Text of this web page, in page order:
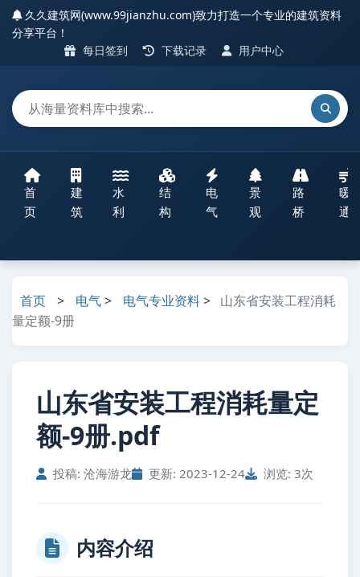
久久建筑网(www.99jianzhu.com)致力打造一个专业的建筑资料
分享平台！
每日签到
下载记录 用户中心
首
页
建
筑
水
利
结
构
电
气
景
观
路
桥
暖
通
首页 > 电气> 电气专业资料> 山东省安装工程消耗
量定额-9册
山东省安装工程消耗量定
额-9册.pdf
投稿: 沧海游龙 更新: 2023-12-24 浏览: 3次
内容介绍